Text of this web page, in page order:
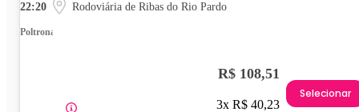
22:20 Rodoviária de Ribas do Rio Pardo
Poltrona
R$ 108,51
3x R$ 40,23
Selecionar